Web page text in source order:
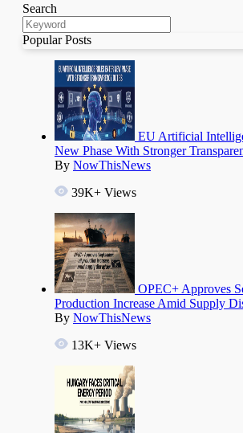
Search
Popular Posts
EU Artificial
New Phase With Stronger
By NowThisNews
39K+ Views
OPEC+ Approves
Production Increase Amid Supply
By NowThisNews
13K+ Views